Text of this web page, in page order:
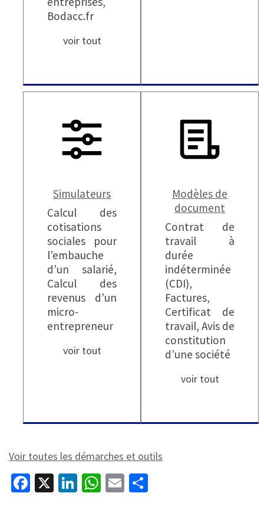
Bodacc.fr
voir tout
Simulateurs
Calcul des
cotisations
sociales pour
l’embauche
d’un salarié,
Calcul des
revenus d’un
micro-
entrepreneur
voir tout
Modèles de
document
Contrat de
travail à
durée
indéterminée
(CDI),
Factures,
Certificat de
travail, Avis de
constitution
d’une société
voir tout
Voir toutes les démarches et outils
Fa X
Li W E